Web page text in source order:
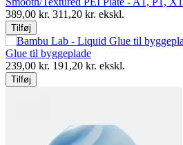
389,00 kr. 311,20 kr. ekskl.
Tilføj
Glue til byggeplade
239,00 kr. 191,20 kr. ekskl.
Tilføj